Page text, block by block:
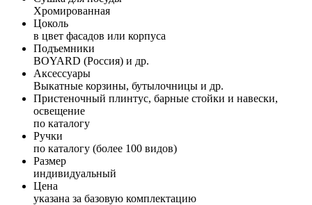
Хромированная
Цоколь
в цвет фасадов или корпуса
Подъемники
BOYARD (Россия) и др.
Аксессуары
Выкатные корзины, бутылочницы и др.
Пристеночный плинтус, барные стойки и навески,
освещение
по каталогу
Ручки
по каталогу (более 100 видов)
Размер
индивидуальный
Цена
указана за базовую комплектацию